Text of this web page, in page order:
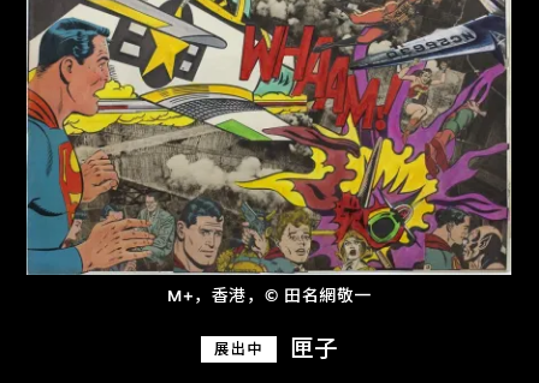
M+，香港，© 田名網敬一
展出中 匣子
进一步筛选 搜索
关于M+藏品
探索世界顶级的二十及二十一世纪视觉
文化藏品。